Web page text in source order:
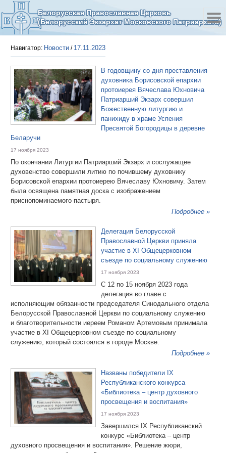
Белорусская Православная Церковь
(Белорусский Экзархат Московского Патриархата)
Навигатор: Новости / 17.11.2023
В годовщину со дня преставления
духовника Борисовской епархии
протоиерея Вячеслава Юхновича
Патриарший Экзарх совершил
Божественную литургию и
панихиду в храме Успения
Пресвятой Богородицы в деревне
Беларучи
17 ноября 2023
По окончании Литургии Патриарший Экзарх и сослужащее
духовенство совершили литию по почившему духовнику
Борисовской епархии протоиерею Вячеславу Юхновичу. Затем
была освящена памятная доска с изображением
приснопоминаемого пастыря.
Подробнее »
Делегация Белорусской
Православной Церкви приняла
участие в XI Общецерковном
съезде по социальному служению
17 ноября 2023
С 12 по 15 ноября 2023 года
делегация во главе с
исполняющим обязанности председателя Синодального отдела
Белорусской Православной Церкви по социальному служению
и благотворительности иереем Романом Артемовым принимала
участие в XI Общецерковном съезде по социальному
служению, который состоялся в городе Москве.
Подробнее »
Названы победители IХ
Республиканского конкурса
«Библиотека – центр духовного
просвещения и воспитания»
17 ноября 2023
Завершился IX Республиканский
конкурс «Библиотека – центр
духовного просвещения и воспитания». Решение жюри,